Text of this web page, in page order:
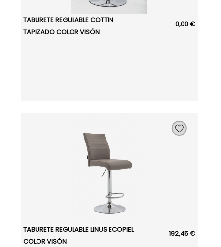
TABURETE REGULABLE COTTIN
TAPIZADO COLOR VISÓN
0,00 €
TABURETE REGULABLE LINUS ECOPIEL
COLOR VISÓN
192,45 €